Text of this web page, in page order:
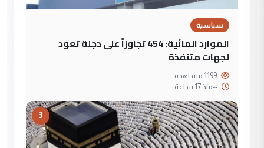
سياسية
الموارد المائية: 454 تجاوزاً على دجلة تعود
لجهات متنفذة
--منذ 17 ساعة
3